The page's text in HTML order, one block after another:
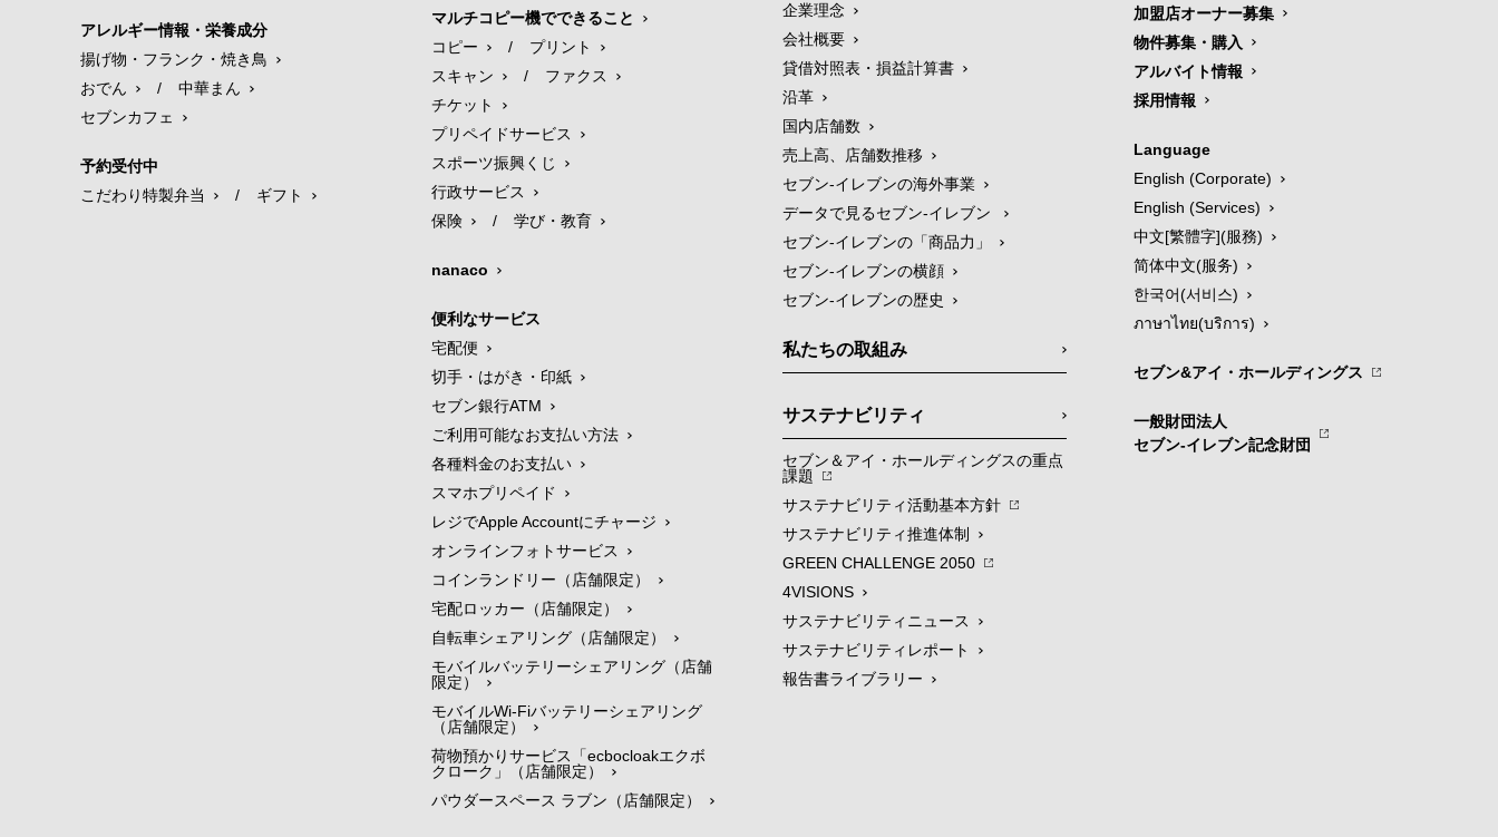
アレルギー情報・栄養成分
揚げ物・フランク・焼き鳥
おでん
/
中華まん
セブンカフェ
予約受付中
こだわり特製弁当
/ ギフト
マルチコピー機でできること
コピー
/
プリント
スキャン
/
ファクス
チケット
プリペイドサービス
スポーツ振興くじ
行政サービス
保険
/ 学び・教育
nanaco
便利なサービス
宅配便
切手・はがき・印紙
セブン銀行ATM
ご利用可能なお支払い方法
各種料金のお支払い
スマホプリペイド
レジでApple Accountにチャージ
オンラインフォトサービス
コインランドリー（店舗限定）
宅配ロッカー（店舗限定）
自転車シェアリング（店舗限定）
モバイルバッテリーシェアリング（店舗
限定）
モバイルWi-Fiバッテリーシェアリング
（店舗限定）
荷物預かりサービス「ecbocloakエクボ
クローク」（店舗限定）
パウダースペース ラブン（店舗限定）
企業理念
会社概要
貸借対照表・損益計算書
沿革
国内店舗数
売上高、店舗数推移
セブン‐イレブンの海外事業
データで見るセブン‐イレブン
セブン‐イレブンの「商品力」
セブン-イレブンの横顔
セブン-イレブンの歴史
私たちの取組み
サステナビリティ
セブン＆アイ・ホールディングスの重点
課題
サステナビリティ活動基本方針
サステナビリティ推進体制
GREEN CHALLENGE 2050
4VISIONS
サステナビリティニュース
サステナビリティレポート
報告書ライブラリー
加盟店オーナー募集
物件募集・購入
アルバイト情報
採用情報
Language
English (Corporate)
English (Services)
中文[繁體字](服務)
简体中文(服务)
한국어(서비스)
ภาษาไทย(บริการ)
セブン&アイ・ホールディングス
一般財団法人
セブン-イレブン記念財団